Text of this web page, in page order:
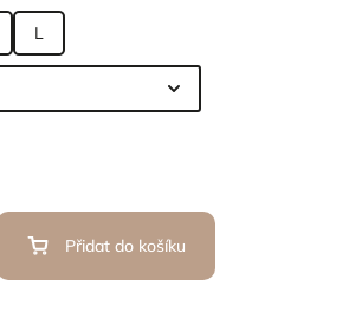
L
Přidat do košíku